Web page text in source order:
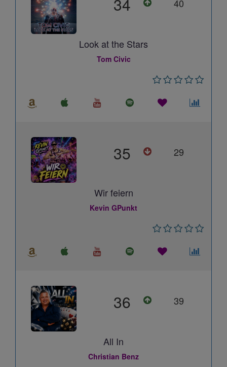
40
Look at the Stars
Tom Civic
35 29
Wir feiern
Kevin GPunkt
36 39
All In
Christian Benz